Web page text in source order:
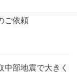
ご依頼
部地震で大きく